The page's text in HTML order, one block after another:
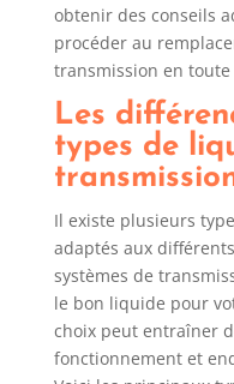
obtenir des conseils
procéder au
transmission en
Les
types de
Il existe plusieurs
adaptés aux
systèmes de
le bon liquide pour
choix peut entraîner
fonctionnement et